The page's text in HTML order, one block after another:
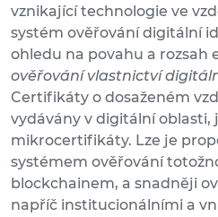
vznikající technologie ve
systém ověřování digitální
ohledu na povahu a rozsah
ověřování vlastnictví
Certifikáty o dosaženém
vydávány v digitální oblasti,
mikrocertifikáty. Lze je
systémem ověřování
blockchainem, a snadněji
napříč institucionálními a